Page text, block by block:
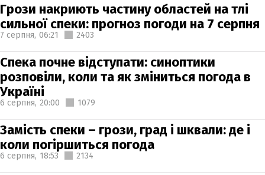
Грози накриють частину областей на тлі
сильної спеки: прогноз погоди на 7 серпня
7 серпня, 06:21 2403
Спека почне відступати: синоптики
розповіли, коли та як зміниться погода в
Україні
6 серпня, 20:00 1079
Замість спеки – грози, град і шквали: де і
коли погіршиться погода
6 серпня, 18:53 2134